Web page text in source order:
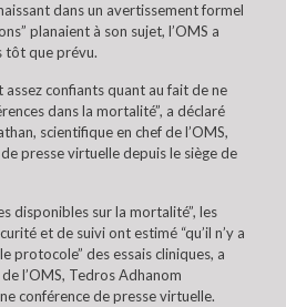
dans un avertissement formel
planaient à son sujet, l’OMS a
tôt que prévu.
assez confiants quant au fait de ne
dans la mortalité”, a déclaré
scientifique en chef de l’OMS,
presse virtuelle depuis le siège de
disponibles sur la mortalité”, les
et de suivi ont estimé “qu’il n’y a
protocole” des essais cliniques, a
l’OMS, Tedros Adhanom
conférence de presse virtuelle.